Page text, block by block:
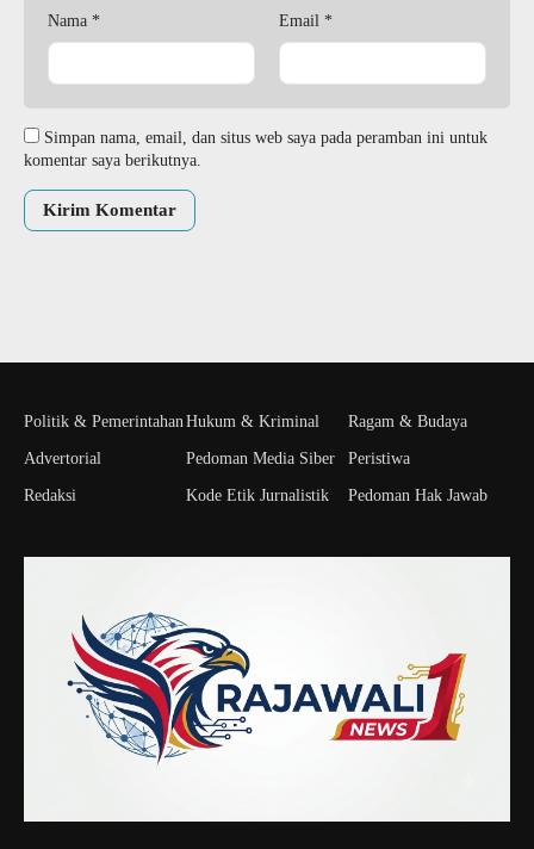
Nama * Email *
Simpan nama, email, dan situs web saya pada peramban ini untuk
komentar saya berikutnya.
Politik & Pemerintahan
Advertorial
Redaksi
Hukum & Kriminal
Pedoman Media Siber
Kode Etik Jurnalistik
Ragam & Budaya
Peristiwa
Pedoman Hak Jawab